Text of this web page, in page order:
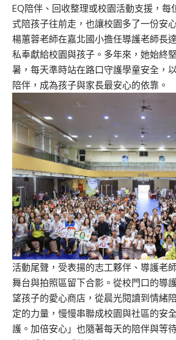
EQ陪伴、回收整理或校園活動支援，每
式陪孩子往前走，也讓校園多了一份安
楊蕙蓉老師在嘉北國小擔任導護老師長
私奉獻給校園與孩子。多年來，她始終
暑，每天準時站在路口守護學童安全，
陪伴，成為孩子與家長最安心的依靠。
活動尾聲，受表揚的志工夥伴、導護老
舞台與拍照區留下合影。從校門口的導
望孩子的愛心商店，從晨光閱讀到情緒
定的力量，慢慢串聯成校園與社區的安
護。加倍安心」也隨著每天的陪伴與等